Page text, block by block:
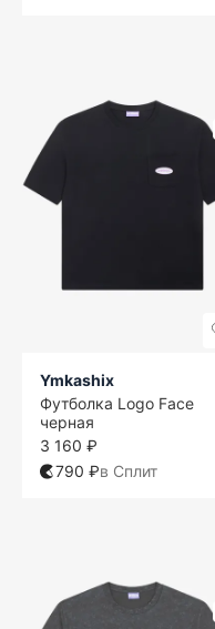
Ymkashix
Футболка Logo Face
черная
3 160 ₽
790 ₽в Сплит